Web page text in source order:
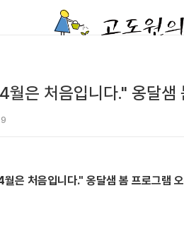
월은 처음입니다." 옹달샘
은 처음입니다." 옹달샘 봄 프로그램